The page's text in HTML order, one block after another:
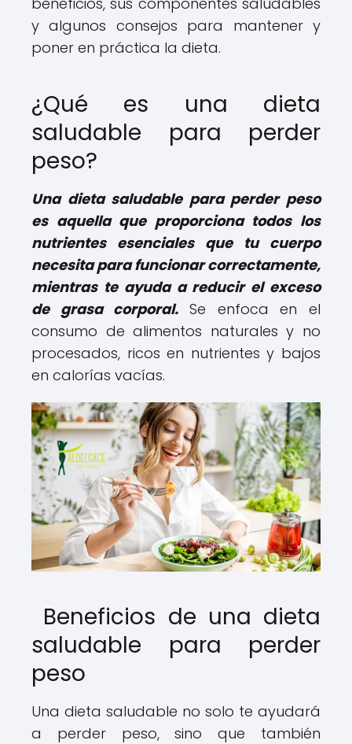
y algunos consejos para mantener y
poner en práctica la dieta.
¿Qué es una dieta
saludable para perder
peso?
Una dieta saludable para perder peso
es aquella que proporciona todos los
nutrientes esenciales que tu cuerpo
necesita para funcionar correctamente,
mientras te ayuda a reducir el exceso
de grasa corporal. Se enfoca en el
consumo de alimentos naturales y no
procesados, ricos en nutrientes y bajos
en calorías vacías.
Beneficios de una dieta
saludable para perder
peso
Una dieta saludable no solo te ayudará
a perder peso, sino que también